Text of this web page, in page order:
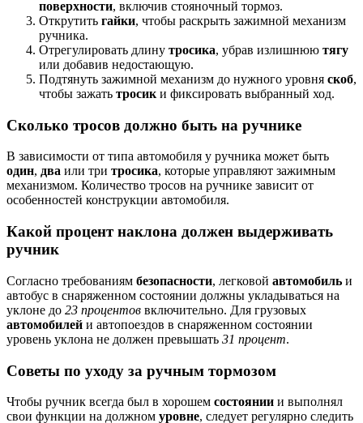
поверхности, включив стояночный тормоз.
Открутить гайки, чтобы раскрыть зажимной механизм
ручника.
Отрегулировать длину тросика, убрав излишнюю тягу
или добавив недостающую.
Подтянуть зажимной механизм до нужного уровня скоб,
чтобы зажать тросик и фиксировать выбранный ход.
Сколько тросов должно быть на ручнике
В зависимости от типа автомобиля у ручника может быть
один, два или три тросика, которые управляют зажимным
механизмом. Количество тросов на ручнике зависит от
особенностей конструкции автомобиля.
Какой процент наклона должен выдерживать
ручник
Согласно требованиям безопасности, легковой автомобиль и
автобус в снаряженном состоянии должны укладываться на
уклоне до 23 процентов включительно. Для грузовых
автомобилей и автопоездов в снаряженном состоянии
уровень уклона не должен превышать 31 процент.
Советы по уходу за ручным тормозом
Чтобы ручник всегда был в хорошем состоянии и выполнял
свои функции на должном уровне, следует регулярно следить